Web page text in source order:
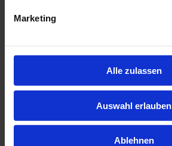
Marketing
Alle zulassen
Auswahl erlauben
Ablehnen
79369 Wyhl